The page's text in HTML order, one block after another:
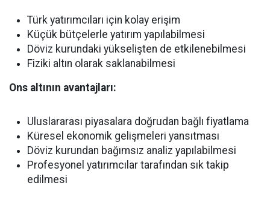
Türk yatırımcıları için kolay erişim
Küçük bütçelerle yatırım yapılabilmesi
Döviz kurundaki yükselişten de etkilenebilmesi
Fiziki altın olarak saklanabilmesi
Ons altının avantajları:
Uluslararası piyasalara doğrudan bağlı fiyatlama
Küresel ekonomik gelişmeleri yansıtması
Döviz kurundan bağımsız analiz yapılabilmesi
Profesyonel yatırımcılar tarafından sık takip
edilmesi